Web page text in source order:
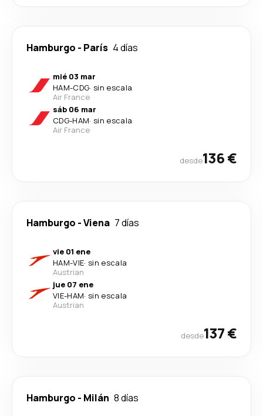
Hamburgo - París 4 días
mié 03 mar
HAM-CDG· sin escala
Air France
sáb 06 mar
CDG-HAM· sin escala
Air France
desde136 €
Hamburgo -Viena 7 días
vie 01 ene
HAM-VIE· sin escala
Austrian
jue 07 ene
VIE-HAM· sin escala
Austrian
desde137 €
Hamburgo - Milán 8 días